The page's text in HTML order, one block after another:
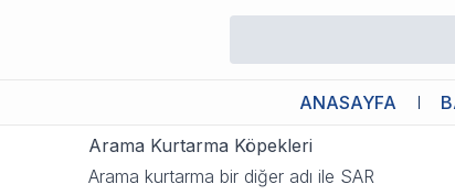
ANASAYFA
Arama Kurtarma Köpekleri
Arama Kurtarma Köpekleri
Arama kurtarma bir diğer adı ile SAR